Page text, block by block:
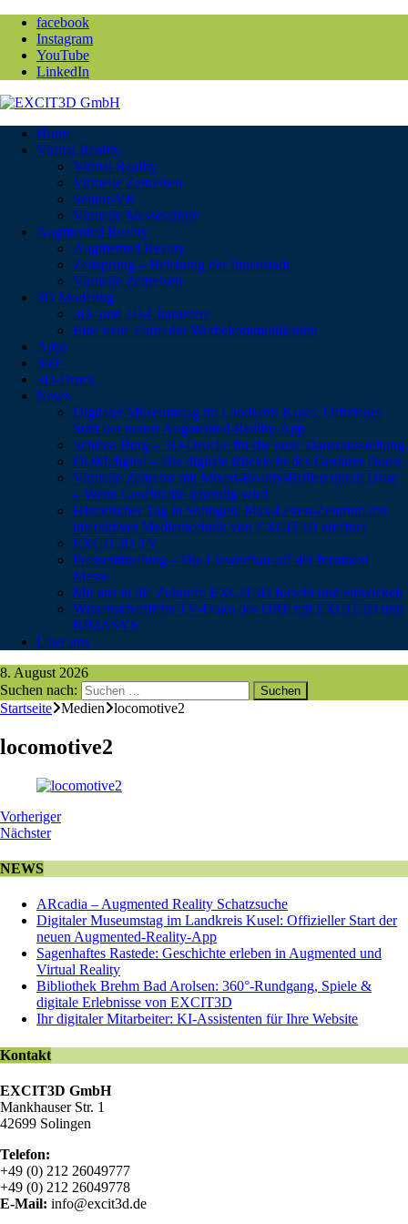
facebook
Instagram
YouTube
LinkedIn
Home
Virtual Reality
Virtual Reality
Virtuelle Zeitreisen
Senior-VR
Virtuelle Messestände
Augmented Reality
Augmented Reality
Zeitsprung – Belebung der Innenstadt
Virtuelle Zeitreisen
3D Modeling
3D- und 2D-Charaktere
Eine neue Form der Werbekommunikation
Apps
360°
3D-Druck
News
Digitaler Museumstag im Landkreis Kusel: Offizieller
Start der neuen Augmented-Reality-App
Schloss Burg – 3D-Drucke für die neue Dauerausstellung
DOM:digital – Die digitale Rückkehr des Goslarer Doms
Virtuelle Zeitreise mit Mixed-Reality-Brillen durch Uslar
– Wenn Geschichte lebendig wird
Historischer Tag in Solingen: Max-Leven-Zentrum mit
interaktiver Medientechnik von EXCIT3D eröffnet
EXCIT3D TV
Pressemitteilung – Die Liewerfrau auf der formnext
Messe
Mit uns in die Zukunft: EXCIT3D forscht und entwickelt
Wissenschaftliche TV-Doku des ORF mit EXCIT3D und
RIMASYS
Über uns
8. August 2026
Suchen nach:
Startseite Medien locomotive2
locomotive2
Vorheriger
Nächster
NEWS
ARcadia – Augmented Reality Schatzsuche
Digitaler Museumstag im Landkreis Kusel: Offizieller Start der
neuen Augmented-Reality-App
Sagenhaftes Rastede: Geschichte erleben in Augmented und
Virtual Reality
Bibliothek Brehm Bad Arolsen: 360°-Rundgang, Spiele &
digitale Erlebnisse von EXCIT3D
Ihr digitaler Mitarbeiter: KI-Assistenten für Ihre Website
Kontakt
EXCIT3D GmbH
Mankhauser Str. 1
42699 Solingen
Telefon:
+49 (0) 212 26049777
+49 (0) 212 26049778
E-Mail: info@excit3d.de